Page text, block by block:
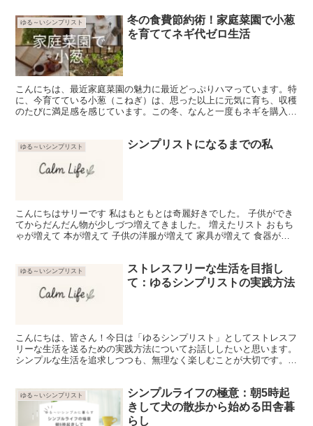
ゆる～いシンプリスト
冬の食費節約術！家庭菜園で小葱
を育ててネギ代ゼロ生活
こんにちは、最近家庭菜園の魅力に最近どっぷりハマっています。特
に、今育てている小葱（こねぎ）は、思った以上に元気に育ち、収穫
のたびに満足感を感じています。この冬、なんと一度もネギを購入せ
ゆる～いシンプリスト シンプリストになるまでの私
こんにちはサリーです 私はもともとは奇麗好きでした。 子供ができ
てからだんだん物が少しづつ増えてきました。 増えたリスト おもち
ゃが増えて 本が増えて 子供の洋服が増えて 家具が増えて 食器が増
ゆる～いシンプリスト
ストレスフリーな生活を目指し
て：ゆるシンプリストの実践方法
こんにちは、皆さん！今日は「ゆるシンプリスト」としてストレスフ
リーな生活を送るための実践方法についてお話ししたいと思います。
シンプルな生活を追求しつつも、無理なく楽しむことが大切です。そ
ゆる～いシンプリスト
シンプルライフの極意：朝5時起
きして犬の散歩から始める田舎暮
らし